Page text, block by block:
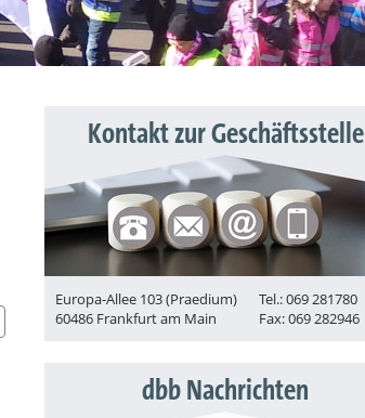
Kontakt zur Geschäftsstelle
Europa-Allee 103 (Praedium)
60486 Frankfurt am Main
Tel.: 069 281780
Fax: 069 282946
dbb Nachrichten